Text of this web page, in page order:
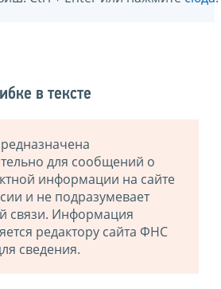
в тексте
для сообщений о
информации на сайте
и не подразумевает
связи. Информация
редактору сайта ФНС
сведения.